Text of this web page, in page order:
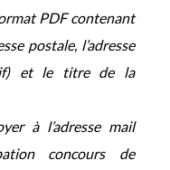
PDF contenant
postale, l’adresse
et le titre de la
à l’adresse mail
concours de